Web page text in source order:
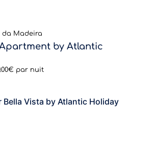
da Madeira
by Atlantic
par nuit